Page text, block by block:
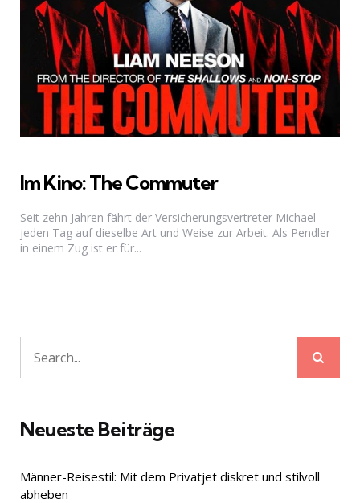
Im Kino: The Commuter
Seit zehn Jahren fährt der Versicherungsvertreter Michael
jeden Tag auf dieselbe Art und Weise zur Arbeit. Als Pendler
in einem Zug ist er für...
Search
for:
Neueste Beiträge
Männer-Reisestil: Mit dem Privatjet diskret und stilvoll
abheben